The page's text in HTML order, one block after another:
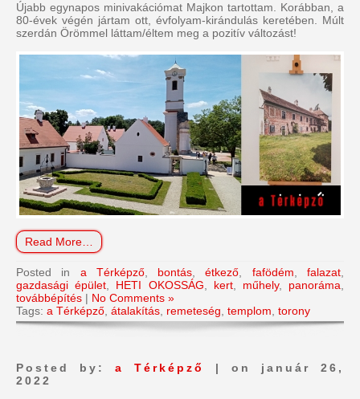
Újabb egynapos minivakációmat Majkon tartottam. Korábban, a
80-évek végén jártam ott, évfolyam-kirándulás keretében. Múlt
szerdán Örömmel láttam/éltem meg a pozitív változást!
Read More…
Posted in a Térképző, bontás ,étkező fafödém ,falazat
gazdasági épület
HETI OKOSSÁG kert, műhely, panoráma
továbbépítés | No Comments »
Tags: a Térképző átalakítás remeteség templom torony
Posted by:a Térképző
| on január 26,
2022